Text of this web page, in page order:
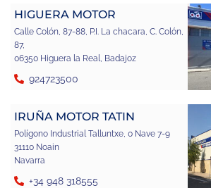
HIGUERA MOTOR
Calle Colón, 87-88, P.I. La chacara, C. Colón,
87,
06350 Higuera la Real, Badajoz
924723500
IRUÑA MOTOR TATIN
Polígono Industrial Talluntxe, 0 Nave 7-9
31110 Noain
Navarra
+34 948 318555